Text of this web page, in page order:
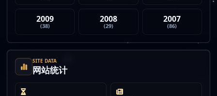
2009
(38)
2008
(29)
2007
(86)
SITE DATA
网站统计